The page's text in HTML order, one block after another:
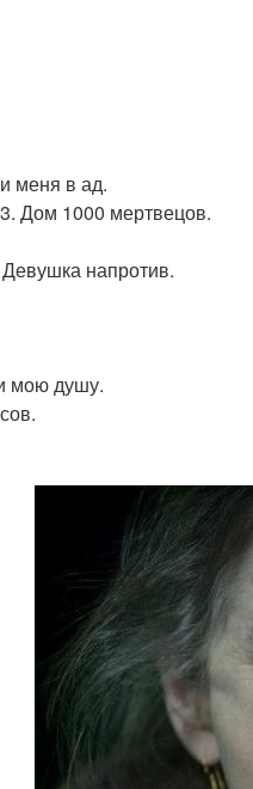
меня в ад.
Дом 1000 мертвецов.
напротив.
мою душу.